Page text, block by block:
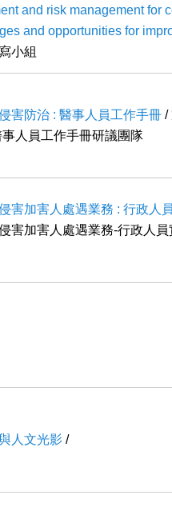
and risk management for
and opportunities for
小組
害防治 : 醫事人員工作手冊 /
人員工作手冊研議團隊
害加害人處遇業務 : 行政人
害加害人處遇業務-行政人
人文光影 /